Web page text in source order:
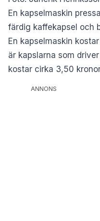
En kapselmaskin
färdig kaffekapsel och
En kapselmaskin
är kapslarna som
kostar cirka 3,50
ANNONS